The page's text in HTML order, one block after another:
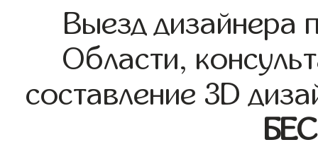
Выезд дизайнера
Области,
составление 3D